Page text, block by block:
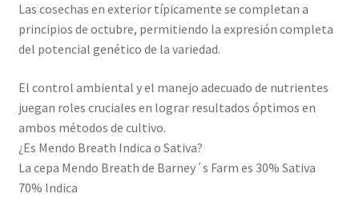
Las cosechas en exterior típicamente se completan a
principios de octubre, permitiendo la expresión completa
del potencial genético de la variedad.
El control ambiental y el manejo adecuado de nutrientes
juegan roles cruciales en lograr resultados óptimos en
ambos métodos de cultivo.
¿Es Mendo Breath Indica o Sativa?
La cepa Mendo Breath de Barney´s Farm es 30% Sativa
70% Indica